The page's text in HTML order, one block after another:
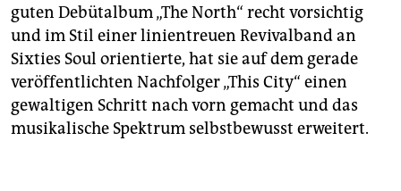
guten Debütalbum „The North“ recht vorsichtig
und im Stil einer linientreuen Revivalband an
Sixties Soul orientierte, hat sie auf dem gerade
veröffentlichten Nachfolger „This City“ einen
gewaltigen Schritt nach vorn gemacht und das
musikalische Spektrum selbstbewusst erweitert.